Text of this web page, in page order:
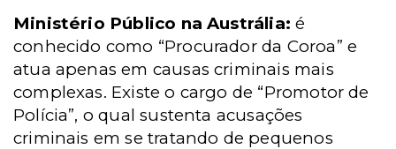
Ministério Público na Austrália: é
conhecido como “Procurador da Coroa” e
atua apenas em causas criminais mais
complexas. Existe o cargo de “Promotor de
Polícia”, o qual sustenta acusações
criminais em se tratando de pequenos